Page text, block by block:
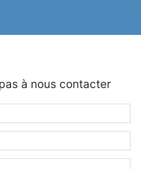
à nous contacter